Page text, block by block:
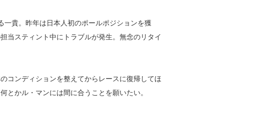
貴。昨年は日本人初のポールポジションを獲
当スティント中にトラブルが発生。無念のリタイ
コンディションを整えてからレースに復帰してほ
とかル・マンには間に合うことを願いたい。